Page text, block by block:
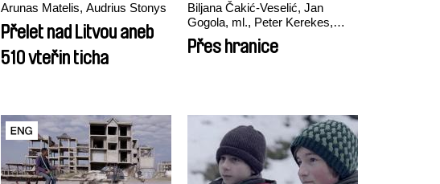
Arunas Matelis, Audrius Stonys
Přelet nad Litvou aneb
510 vteřin ticha
Biljana Čakić-Veselić, Jan
Gogola, ml., Peter Kerekes,
Róbert Lakatos, Paweł Łoziński
Přes hranice